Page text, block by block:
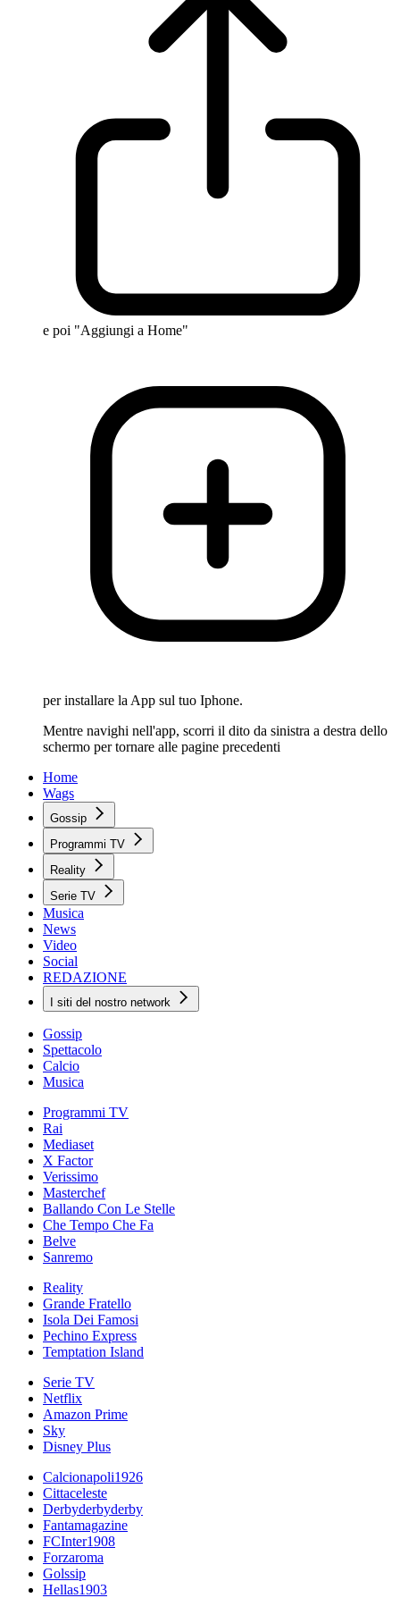
e poi "Aggiungi a Home"
per installare la App sul tuo Iphone.
Mentre navighi nell'app, scorri il dito da sinistra a destra dello
schermo per tornare alle pagine precedenti
Home
Wags
Gossip
Programmi TV
Reality
Serie TV
Musica
News
Video
Social
REDAZIONE
I siti del nostro network
Gossip
Spettacolo
Calcio
Musica
Programmi TV
Rai
Mediaset
X Factor
Verissimo
Masterchef
Ballando Con Le Stelle
Che Tempo Che Fa
Belve
Sanremo
Reality
Grande Fratello
Isola Dei Famosi
Pechino Express
Temptation Island
Serie TV
Netflix
Amazon Prime
Sky
Disney Plus
Calcionapoli1926
Cittaceleste
Derbyderbyderby
Fantamagazine
FCInter1908
Forzaroma
Golssip
Hellas1903